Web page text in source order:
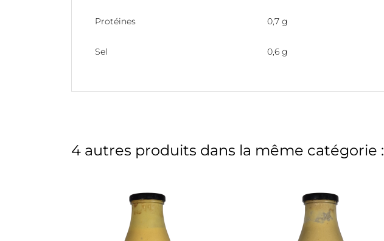
Protéines 0,7 g
Sel 0,6 g
4 autres produits dans la même catégorie :